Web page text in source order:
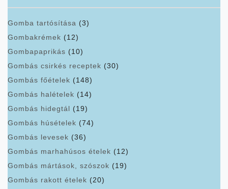
Gomba tartósítása (3)
Gombakrémek (12)
Gombapaprikás (10)
Gombás csirkés receptek (30)
Gombás főételek (148)
Gombás halételek (14)
Gombás hidegtál (19)
Gombás húsételek (74)
Gombás levesek (36)
Gombás marhahúsos ételek (12)
Gombás mártások, szószok (19)
Gombás rakott ételek (20)